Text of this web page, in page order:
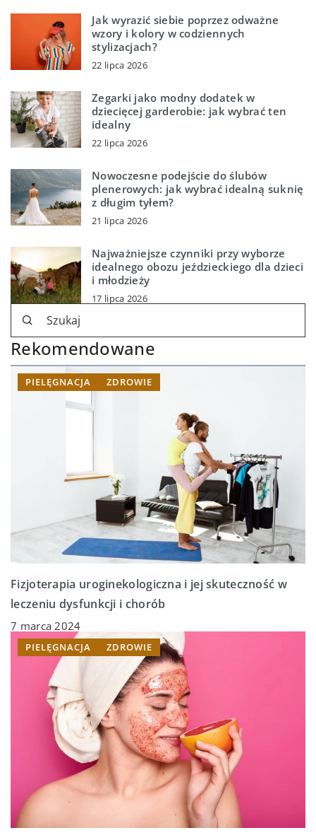
Jak wyrazić siebie poprzez odważne
wzory i kolory w codziennych
stylizacjach?
22 lipca 2026
Zegarki jako modny dodatek w
dziecięcej garderobie: jak wybrać ten
idealny
22 lipca 2026
Nowoczesne podejście do ślubów
plenerowych: jak wybrać idealną suknię
z długim tyłem?
21 lipca 2026
Najważniejsze czynniki przy wyborze
idealnego obozu jeździeckiego dla dzieci
i młodzieży
17 lipca 2026
Rekomendowane
PIELĘGNACJA ZDROWIE
Fizjoterapia uroginekologiczna i jej skuteczność w
leczeniu dysfunkcji i chorób
7 marca 2024
PIELĘGNACJA ZDROWIE